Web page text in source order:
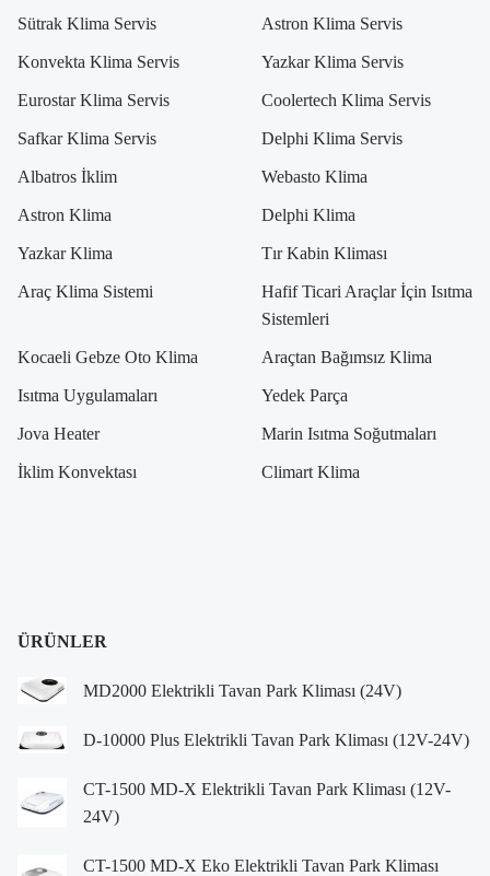
Sütrak Klima Servis Astron Klima Servis
Konvekta Klima Servis Yazkar Klima Servis
Eurostar Klima Servis Coolertech Klima Servis
Safkar Klima Servis Delphi Klima Servis
Albatros İklim Webasto Klima
Astron Klima Delphi Klima
Yazkar Klima Tır Kabin Kliması
Araç Klima Sistemi
Hafif Ticari Araçlar İçin Isıtma
Sistemleri
Kocaeli Gebze Oto Klima Araçtan Bağımsız Klima
Isıtma Uygulamaları Yedek Parça
Jova Heater Marin Isıtma Soğutmaları
İklim Konvektası Climart Klima
ÜRÜNLER
MD2000 Elektrikli Tavan Park Kliması (24V)
D-10000 Plus Elektrikli Tavan Park Kliması (12V-24V)
CT-1500 MD-X Elektrikli Tavan Park Kliması (12V-
24V)
CT-1500 MD-X Eko Elektrikli Tavan Park Kliması